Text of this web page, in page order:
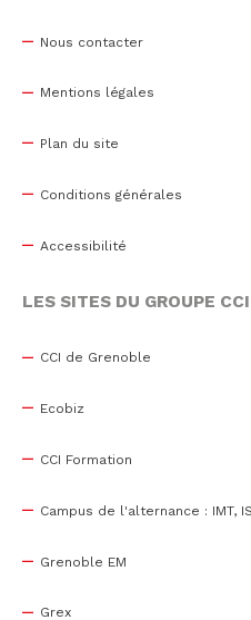
Nous contacter
Mentions légales
Plan du site
Conditions générales
Accessibilité
LES SITES DU GROUPE
CCI de Grenoble
Ecobiz
CCI Formation
Campus de l'alternance : IMT,
Grenoble EM
Grex